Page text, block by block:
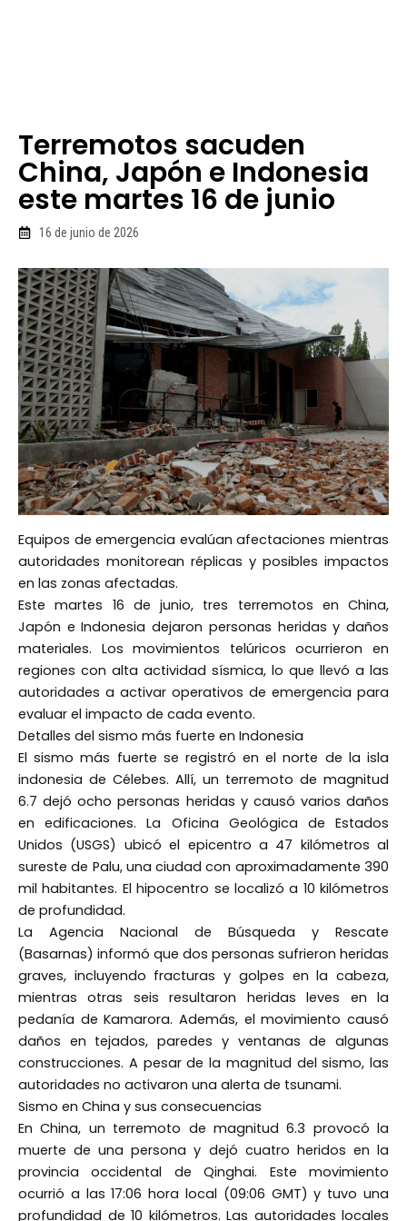
Terremotos sacuden
China, Japón e Indonesia
este martes 16 de junio
16 de junio de 2026
Equipos de emergencia evalúan afectaciones mientras
autoridades monitorean réplicas y posibles impactos
en las zonas afectadas.
Este martes 16 de junio, tres terremotos en China,
Japón e Indonesia dejaron personas heridas y daños
materiales. Los movimientos telúricos ocurrieron en
regiones con alta actividad sísmica, lo que llevó a las
autoridades a activar operativos de emergencia para
evaluar el impacto de cada evento.
Detalles del sismo más fuerte en Indonesia
El sismo más fuerte se registró en el norte de la isla
indonesia de Célebes. Allí, un terremoto de magnitud
6.7 dejó ocho personas heridas y causó varios daños
en edificaciones. La Oficina Geológica de Estados
Unidos (USGS) ubicó el epicentro a 47 kilómetros al
sureste de Palu, una ciudad con aproximadamente 390
mil habitantes. El hipocentro se localizó a 10 kilómetros
de profundidad.
La Agencia Nacional de Búsqueda y Rescate
(Basarnas) informó que dos personas sufrieron heridas
graves, incluyendo fracturas y golpes en la cabeza,
mientras otras seis resultaron heridas leves en la
pedanía de Kamarora. Además, el movimiento causó
daños en tejados, paredes y ventanas de algunas
construcciones. A pesar de la magnitud del sismo, las
autoridades no activaron una alerta de tsunami.
Sismo en China y sus consecuencias
En China, un terremoto de magnitud 6.3 provocó la
muerte de una persona y dejó cuatro heridos en la
provincia occidental de Qinghai. Este movimiento
ocurrió a las 17:06 hora local (09:06 GMT) y tuvo una
profundidad de 10 kilómetros. Las autoridades locales